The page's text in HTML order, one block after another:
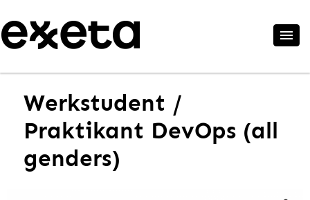
Werkstudent /
Praktikant DevOps (all
genders)